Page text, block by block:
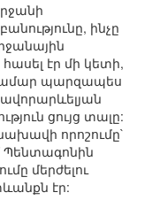
ինչը
էր մի կետի,
պարզապես
ցույց տալը:
որոշումը`
Պենտագոնին
մերժելու
էր: